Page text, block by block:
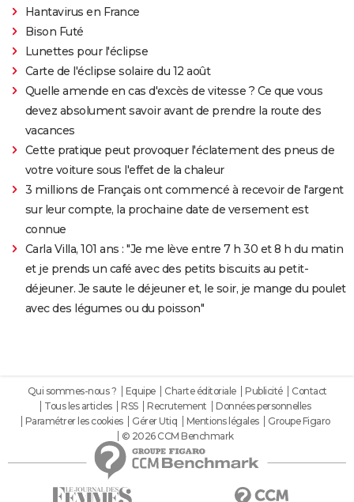
Hantavirus en France
Bison Futé
Lunettes pour l'éclipse
Carte de l'éclipse solaire du 12 août
Quelle amende en cas d'excès de vitesse ? Ce que vous
devez absolument savoir avant de prendre la route des
vacances
Cette pratique peut provoquer l'éclatement des pneus de
votre voiture sous l'effet de la chaleur
3 millions de Français ont commencé à recevoir de l'argent
sur leur compte, la prochaine date de versement est
connue
Carla Villa, 101 ans : "Je me lève entre 7 h 30 et 8 h du matin
et je prends un café avec des petits biscuits au petit-
déjeuner. Je saute le déjeuner et, le soir, je mange du poulet
avec des légumes ou du poisson"
Qui sommes-nous ? Equipe Charte éditoriale Publicité
Contact
Tous les articles
RSS Recrutement
Données personnelles
Paramétrer les cookies
Gérer Utiq Mentions légales
Groupe Figaro
© 2026 CCM Benchmark